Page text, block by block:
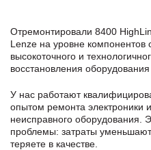
Отремонтировали 8400
Lenze на уровне
высокоточного и
восстановления
У нас работают
опытом ремонта электроники
неисправного оборудования.
проблемы: затраты
теряете в качестве.